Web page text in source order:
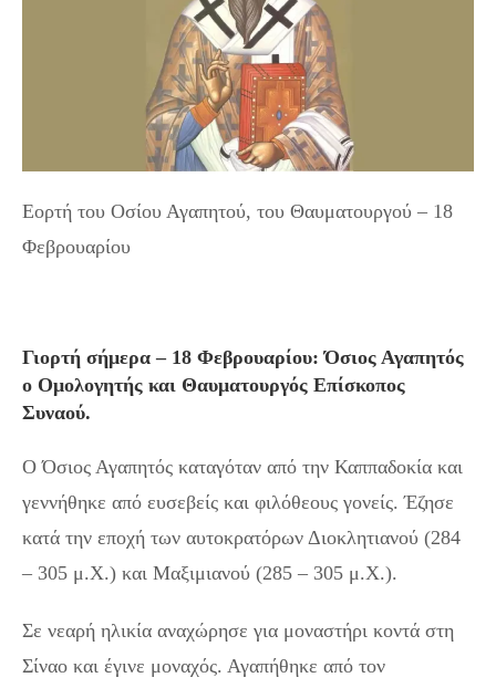
Εορτή του Οσίου Αγαπητού, του Θαυματουργού – 18
Φεβρουαρίου
Γιορτή σήμερα – 18 Φεβρουαρίου: Όσιος Αγαπητός
ο Ομολογητής και Θαυματουργός Επίσκοπος
Συναού.
Ο Όσιος Αγαπητός καταγόταν από την Καππαδοκία και
γεννήθηκε από ευσεβείς και φιλόθεους γονείς. Έζησε
κατά την εποχή των αυτοκρατόρων Διοκλητιανού (284
– 305 μ.Χ.) και Μαξιμιανού (285 – 305 μ.Χ.).
Σε νεαρή ηλικία αναχώρησε για μοναστήρι κοντά στη
Σίναο και έγινε μοναχός. Αγαπήθηκε από τον